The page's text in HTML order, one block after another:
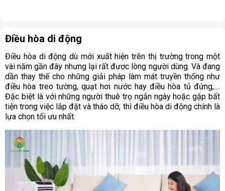
Điều hòa di động
Điều hòa di động dù mới xuất hiện trên thị trường trong một
vài năm gần đây nhưng lại rất được lòng người dùng. Và đang
dần thay thế cho những giải pháp làm mát truyền thống như
điều hòa treo tường, quạt hơi nước hay điều hòa tủ đứng,....
Đặc biệt là với những người thuê trọ ngắn ngày hoặc gặp bất
tiện trong việc lắp đặt và tháo dỡ, thì điều hòa di động chính là
lựa chọn tối ưu nhất.